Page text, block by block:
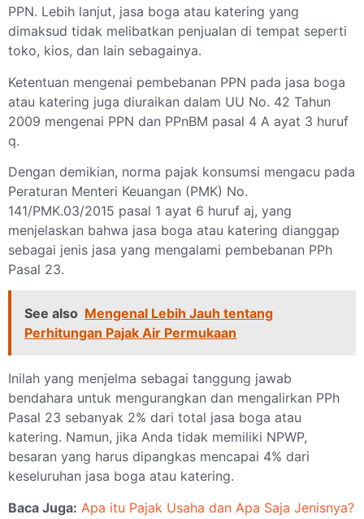
PPN. Lebih lanjut, jasa boga atau katering yang
dimaksud tidak melibatkan penjualan di tempat seperti
toko, kios, dan lain sebagainya.
Ketentuan mengenai pembebanan PPN pada jasa boga
atau katering juga diuraikan dalam UU No. 42 Tahun
2009 mengenai PPN dan PPnBM pasal 4 A ayat 3 huruf
q.
Dengan demikian, norma pajak konsumsi mengacu pada
Peraturan Menteri Keuangan (PMK) No.
141/PMK.03/2015 pasal 1 ayat 6 huruf aj, yang
menjelaskan bahwa jasa boga atau katering dianggap
sebagai jenis jasa yang mengalami pembebanan PPh
Pasal 23.
See also Mengenal Lebih Jauh tentang
Perhitungan Pajak Air Permukaan
Inilah yang menjelma sebagai tanggung jawab
bendahara untuk mengurangkan dan mengalirkan PPh
Pasal 23 sebanyak 2% dari total jasa boga atau
katering. Namun, jika Anda tidak memiliki NPWP,
besaran yang harus dipangkas mencapai 4% dari
keseluruhan jasa boga atau katering.
Baca Juga: Apa itu Pajak Usaha dan Apa Saja Jenisnya?